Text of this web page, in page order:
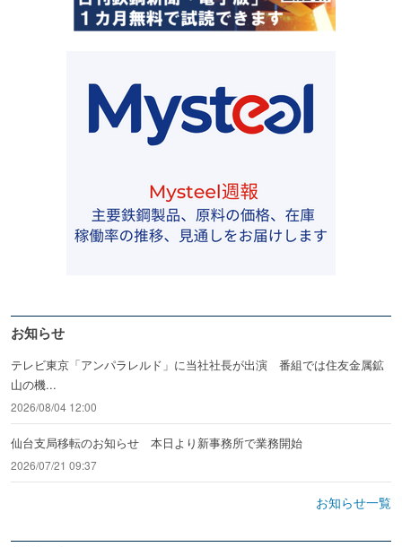
お知らせ
テレビ東京「アンパラレルド」に当社社長が出演 番組では住友金属鉱
山の機...
2026/08/04 12:00
仙台支局移転のお知らせ 本日より新事務所で業務開始
2026/07/21 09:37
お知らせ一覧